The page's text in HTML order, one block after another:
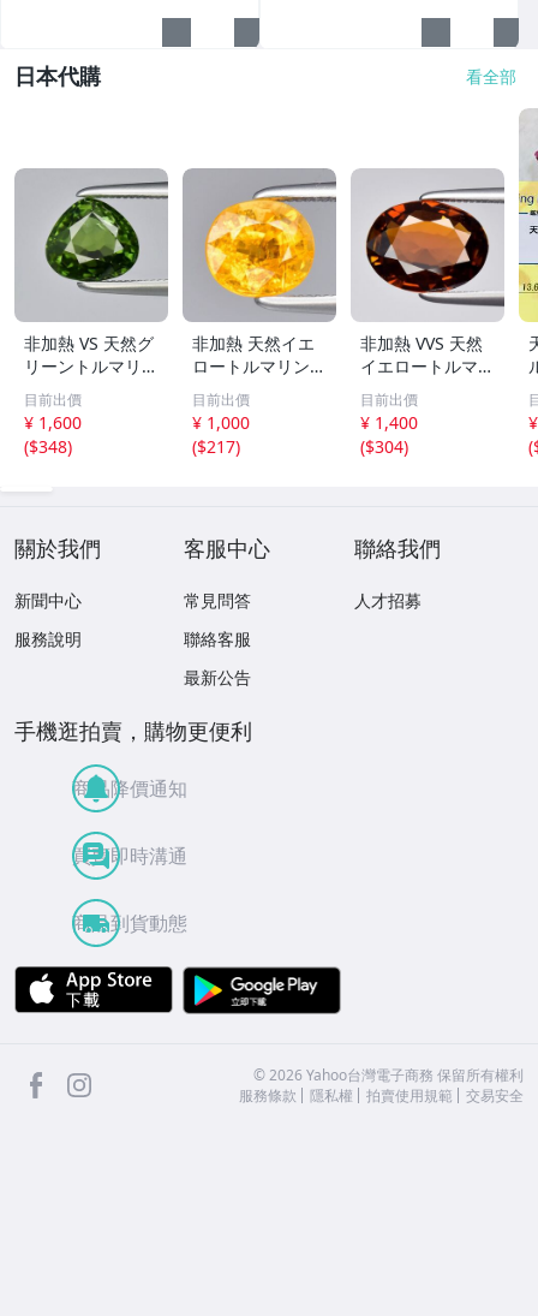
日本代購 看全部
非加熱 VS 天然グ
リーントルマリン
7.0x6.3mm 1.53
カラット
目前出價
¥ 1,600
($348)
非加熱 天然イエ
ロートルマリン
6.4x5.6mm 1.07
カラット
目前出價
¥ 1,000
($217)
非加熱 VVS 天然
イエロートルマリ
ン 9.7x7.3mm 1.
93カラット
目前出價
¥ 1,400
($304)
(
關於我們
新聞中心
服務說明
客服中心
常見問答
聯絡客服
最新公告
聯絡我們
人才招募
手機逛拍賣，購物更便利
商品降價通知
買賣即時溝通
商品到貨動態
APP Store
facebook ©2026 Yahoo台灣電子商務 保留所有權利
服務條款
隱私權 拍賣使用規範 交易安全